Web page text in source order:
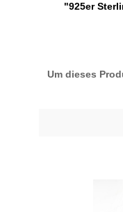
"925er
Um dieses